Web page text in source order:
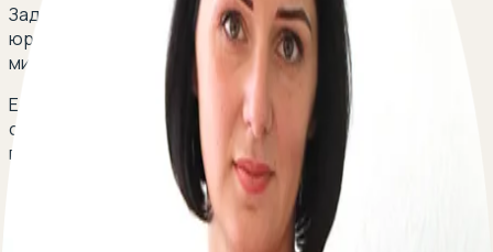
Задайте свой вопрос и получите ответ опытных
юристов в сфере гражданского права в течение 5
минут!
Есть вопрос о гражданско-правовой
ответственности? Оставьте свой телефон,
перезвоним мгновенно:
По вопросам сотрудничества